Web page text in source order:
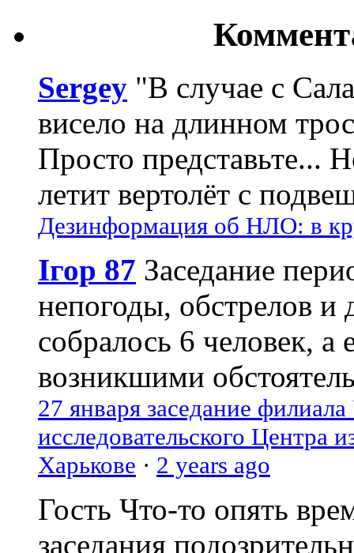
Sergey "В случае с
висело на длинном
Просто представьте...
летит вертолёт с
Дезинформация об НЛО: в
Ігор 87 Заседание
непогоды, обстрелов и
собралось 6 человек, а
возникшими
27 января заседание
исследовательского Центра
Харькове · 2 years ago
Гость Что-то опять
заседания